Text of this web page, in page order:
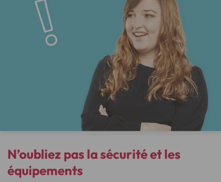
N’oubliez pas la sécurité et les
équipements